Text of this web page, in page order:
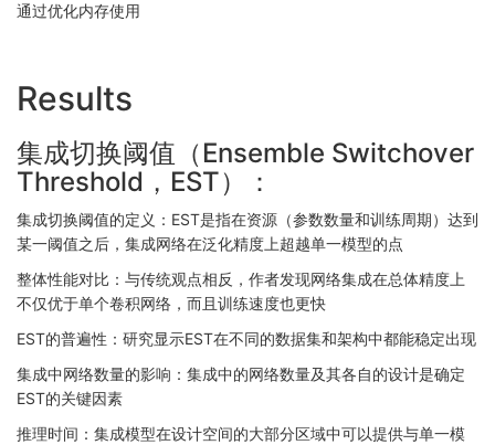
通过优化内存使用
Results
集成切换阈值（Ensemble Switchover
Threshold，EST）：
集成切换阈值的定义：EST是指在资源（参数数量和训练周期）达到
某一阈值之后，集成网络在泛化精度上超越单一模型的点
整体性能对比：与传统观点相反，作者发现网络集成在总体精度上
不仅优于单个卷积网络，而且训练速度也更快
EST的普遍性：研究显示EST在不同的数据集和架构中都能稳定出现
集成中网络数量的影响：集成中的网络数量及其各自的设计是确定
EST的关键因素
推理时间：集成模型在设计空间的大部分区域中可以提供与单一模